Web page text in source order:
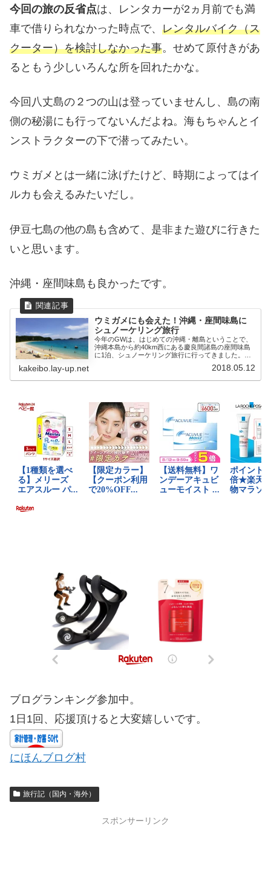
今回の旅の反省点は、レンタカーが2ヵ月前でも満
車で借りられなかった時点で、 レンタルバイク（ス
クーター）を検討しなかった事。せめて原付きがあ
るともう少しいろんな所を回れたかな。
今回八丈島の２つの山は登っていませんし、島の南
側の秘湯にも行ってないんだよね。海もちゃんとイ
ンストラクターの下で潜ってみたい。
ウミガメとは一緒に泳げたけど、時期によってはイ
ルカも会えるみたいだし。
伊豆七島の他の島も含めて、是非また遊びに行きた
いと思います。
沖縄・座間味島も良かったです。
ウミガメにも会えた！沖縄・座間味島に
シュノーケリング旅行
今年のGWは、はじめての沖縄・離島ということで、
沖縄本島から約40km西にある慶良間諸島の座間味島
に1泊、シュノーケリング旅行に行ってきました。座
kakeibo.lay-up.net 2018.05.12
ブログランキング参加中。
1日1回、応援頂けると大変嬉しいです。
にほんブログ村
旅行記（国内・海外）
スポンサーリンク